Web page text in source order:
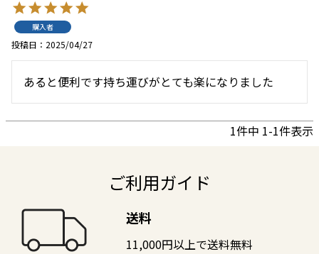
購入者
投稿日 2025/04/27
あると便利です持ち運びがとても楽になりました
1件中 1-1件表示
ご利用ガイド
送料
11,000円以上で送料無料